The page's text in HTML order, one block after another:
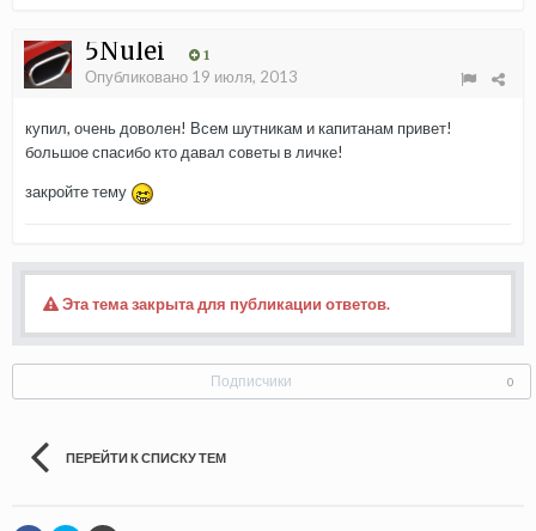
5Nulei 1
Опубликовано 19 июля, 2013
купил, очень доволен! Всем шутникам и капитанам привет!
большое спасибо кто давал советы в личке!
закройте тему
Эта тема закрыта для публикации ответов.
Подписчики 0
ПЕРЕЙТИ К СПИСКУ ТЕМ